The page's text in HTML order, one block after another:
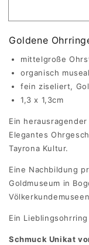
Sonne
Goldene
Goldene
mittelgroße
organisch
fein ziseliert,
1,3 x 1,3cm
Ein
Elegantes
Tayrona Kultur.
Eine Nachbildung
Goldmuseum in
Ein
Schmuck Unikat